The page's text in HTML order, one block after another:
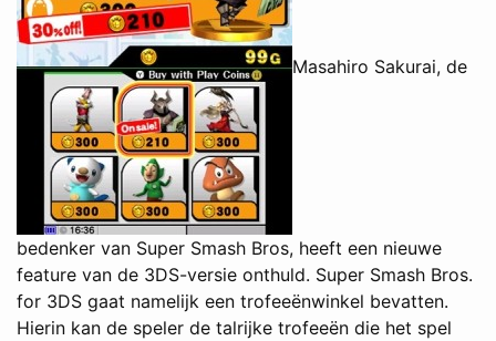
Masahiro Sakurai, de
bedenker van Super Smash Bros, heeft een nieuwe
feature van de 3DS-versie onthuld. Super Smash Bros.
for 3DS gaat namelijk een trofeeënwinkel bevatten.
Hierin kan de speler de talrijke trofeeën die het spel